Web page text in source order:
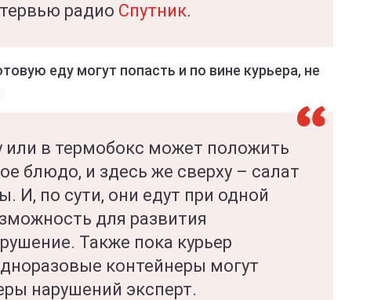
радио Спутник.
еду могут попасть и по вине курьера, не
в термобокс может положить
блюдо, и здесь же сверху – салат
И, по сути, они едут при одной
для развития
Также пока курьер
контейнеры могут
нарушений эксперт.